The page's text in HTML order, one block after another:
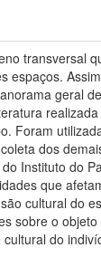
transversal
espaços.
geral
Foram
dos
Instituto do
que
cultural do
sobre o
do